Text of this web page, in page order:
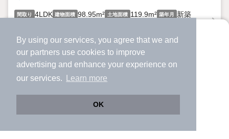
By using our services, you agree that we and
our partners use cookies to improve
advertising and enhance your experience on
our services.
Learn more
OK
より使いやすくなった
アプリで物件探ししませんか？
サクサク動く地図で物件検索
間取り 4LDK 建物面積 98.95m² 土地面積 119.9m² 築年月 新築
詳細を見る